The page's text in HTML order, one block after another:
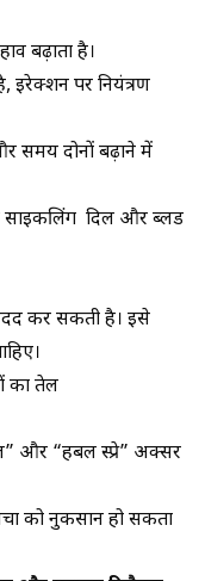
बढ़ाता है।
इरेक्शन पर नियंत्रण
समय दोनों बढ़ाने में
साइकलिंग दिल और ब्लड
कर सकती है। इसे
का तेल
और “हर्बल स्प्रे” अक्सर
को नुकसान हो सकता